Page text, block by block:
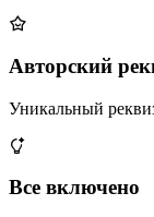
Авторский
Уникальный
Все включено